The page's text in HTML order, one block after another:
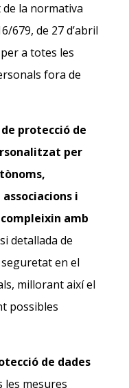
la normativa
679, de 27 d’abril
per a totes les
fora de
de protecció de
per
i
amb
detallada de
en el
millorant així el
possibles
de dades
les mesures